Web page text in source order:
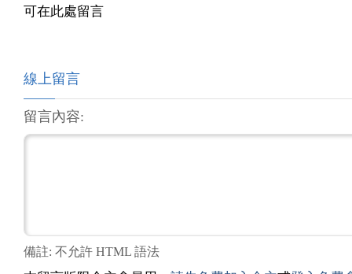
可在此處留言
線上留言
留言內容:
備註: 不允許 HTML 語法